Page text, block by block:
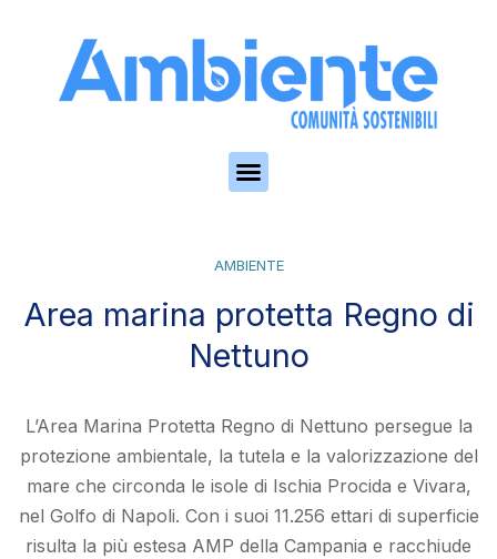
AMBIENTE
Area marina protetta Regno di
Nettuno
L’Area Marina Protetta Regno di Nettuno persegue la
protezione ambientale, la tutela e la valorizzazione del
mare che circonda le isole di Ischia Procida e Vivara,
nel Golfo di Napoli. Con i suoi 11.256 ettari di superficie
risulta la più estesa AMP della Campania e racchiude